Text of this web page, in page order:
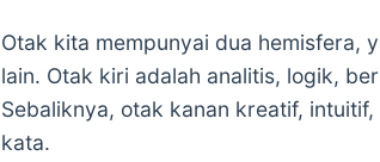
Otak kita mempunyai dua hemisfera,
lain. Otak kiri adalah analitis, logik,
Sebaliknya, otak kanan kreatif,
kata.